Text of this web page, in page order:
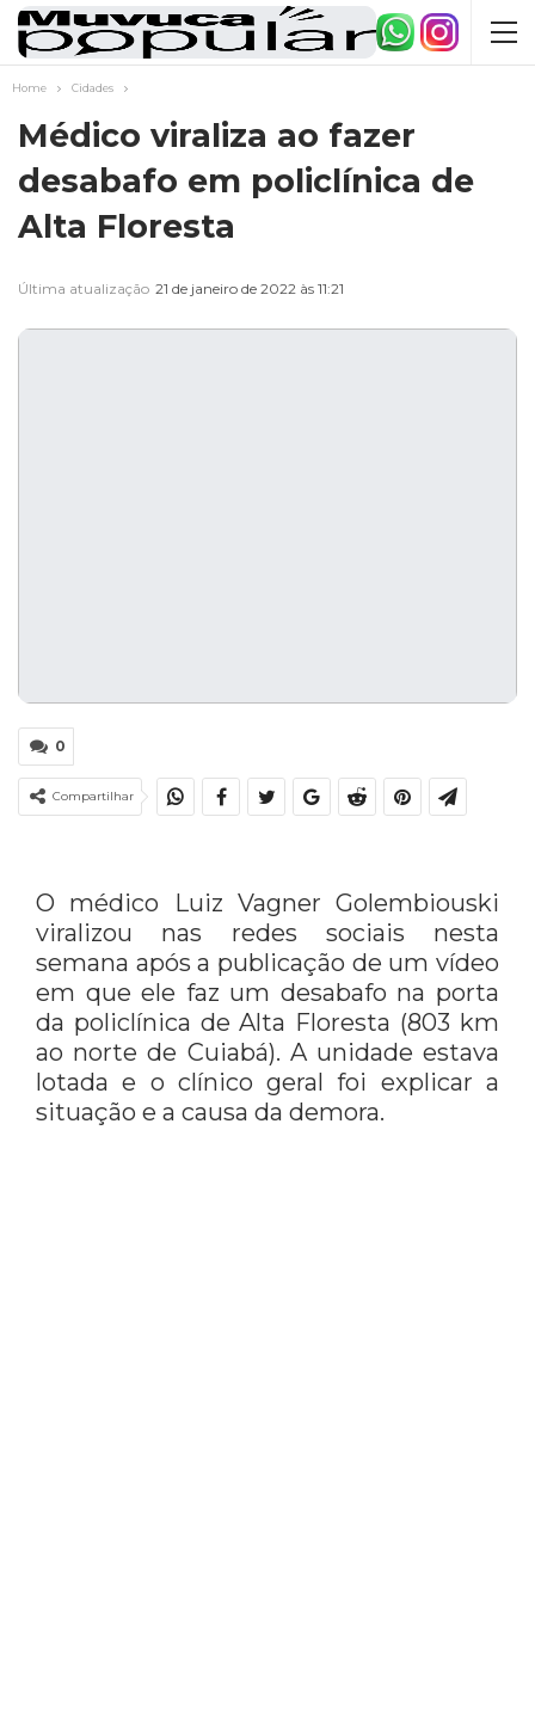
Home Cidades
Médico viraliza ao fazer
desabafo em policlínica de
Alta Floresta
Última atualização 21 de janeiro de 2022 às 11:21
0
Compartilhar
O médico Luiz Vagner Golembiouski
viralizou nas redes sociais nesta
semana após a publicação de um vídeo
em que ele faz um desabafo na porta
da policlínica de Alta Floresta (803 km
ao norte de Cuiabá). A unidade estava
lotada e o clínico geral foi explicar a
situação e a causa da demora.